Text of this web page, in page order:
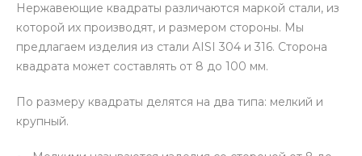
Нержавеющие квадраты различаются маркой стали, из
которой их производят, и размером стороны. Мы
предлагаем изделия из стали AISI 304 и 316. Сторона
квадрата может составлять от 8 до 100 мм.
По размеру квадраты делятся на два типа: мелкий и
крупный.